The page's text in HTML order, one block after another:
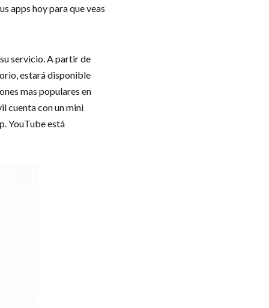
apps hoy para que veas
servicio. A partir de
estará disponible
mas populares en
cuenta con un mini
YouTube está